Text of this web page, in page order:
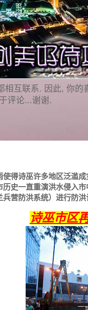
相互联系. 因此, 你
评论...谢谢.
得诗巫许多地区泛滥
史一直重演洪水侵入
营防洪系统）进行防
诗巫市区